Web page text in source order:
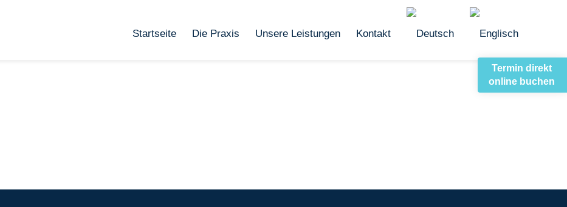
Termin direkt
online buchen
Startseite Die Praxis Unsere Leistungen Kontakt